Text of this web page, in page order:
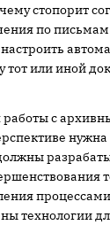
стопорит
по
тот или иной
работы с
технологии